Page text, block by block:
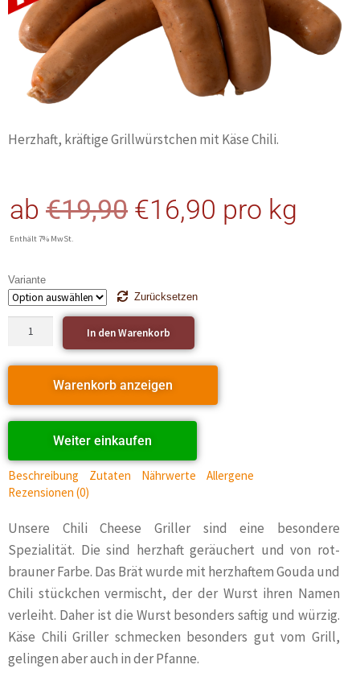
Herzhaft, kräftige Grillwürstchen mit Käse Chili.
ab €19,90 €16,90 pro kg
Enthält 7% MwSt.
Variante
Zurücksetzen
In den Warenkorb
Warenkorb anzeigen
Weiter einkaufen
Beschreibung Zutaten Nährwerte
Allergene
Rezensionen (0)
Unsere Chili Cheese Griller sind eine besondere
Spezialität. Die sind herzhaft geräuchert und von rot-
brauner Farbe. Das Brät wurde mit herzhaftem Gouda und
Chili stückchen vermischt, der der Wurst ihren Namen
verleiht. Daher ist die Wurst besonders saftig und würzig.
Käse Chili Griller schmecken besonders gut vom Grill,
gelingen aber auch in der Pfanne.